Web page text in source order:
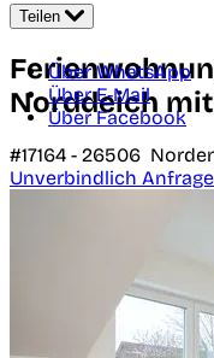
Teilen
Über WhatsApp
Über E-Mail
Über Facebook
Norddeich
#17164 - 26506
Unverbindlich